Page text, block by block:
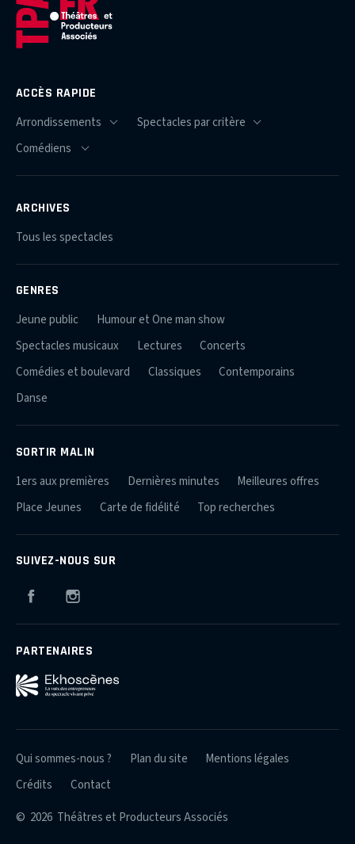
ACCÈS RAPIDE
ARCHIVES
Tous les spectacles
GENRES
Jeune public
Humour et One man show
Spectacles musicaux
Lectures
Concerts
Comédies et boulevard
Classiques
Contemporains
Danse
SORTIR MALIN
1ers aux premières Dernières minutes
Meilleures offres
Place Jeunes
Carte de fidélité Top recherches
SUIVEZ-NOUS SUR
Facebook
PARTENAIRES
© 2026 Théâtres et Producteurs Associés
Qui sommes-nous ? Plan du site
Mentions légales
Crédits
Contact